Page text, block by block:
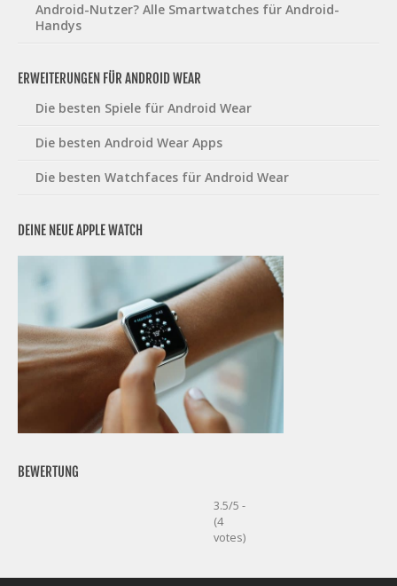
Android-Nutzer? Alle Smartwatches für Android-
Handys
ERWEITERUNGEN FÜR ANDROID WEAR
Die besten Spiele für Android Wear
Die besten Android Wear Apps
Die besten Watchfaces für Android Wear
DEINE NEUE APPLE WATCH
BEWERTUNG
3.5/5 -
(4
votes)